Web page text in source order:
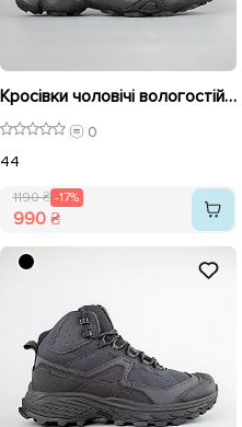
Кросівки чоловічі вологостійкі на хутрі 593455 Чорні розпродаж
0
44
1190 ₴ -17%
990 ₴